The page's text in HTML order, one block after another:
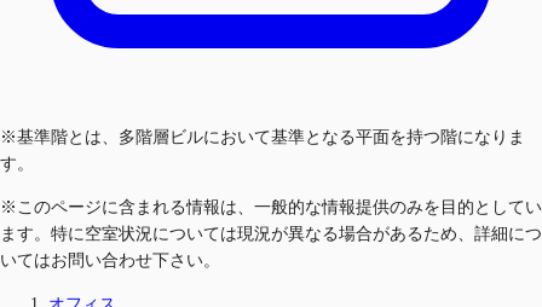
※基準階とは、多階層ビルにおいて基準となる平面を持つ階になりま
す。
※このページに含まれる情報は、一般的な情報提供のみを目的としてい
ます。特に空室状況については現況が異なる場合があるため、詳細につ
いてはお問い合わせ下さい。